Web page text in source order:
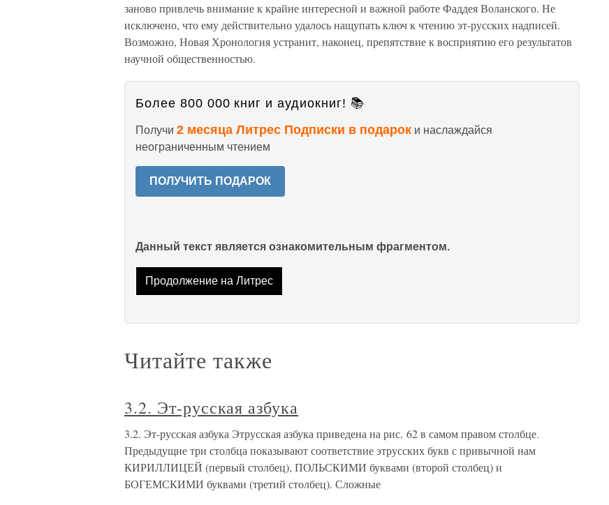
заново привлечь внимание к крайне интересной и важной работе Фаддея Воланского. Не
исключено, что ему действительно удалось нащупать ключ к чтению эт-русских надписей.
Возможно, Новая Хронология устранит, наконец, препятствие к восприятию его результатов
научной общественностью.
Более 800 000 книг и аудиокниг! 📚
Получи 2 месяца Литрес Подписки в подарок и наслаждайся
неограниченным чтением
ПОЛУЧИТЬ ПОДАРОК
Данный текст является ознакомительным фрагментом.
Продолжение на Литрес
Читайте также
3.2. Эт-русская азбука
3.2. Эт-русская азбука Этрусская азбука приведена на рис. 62 в самом правом столбце.
Предыдущие три столбца показывают соответствие этрусских букв с привычной нам
КИРИЛЛИЦЕЙ (первый столбец), ПОЛЬСКИМИ буквами (второй столбец) и
БОГЕМСКИМИ буквами (третий столбец). Сложные